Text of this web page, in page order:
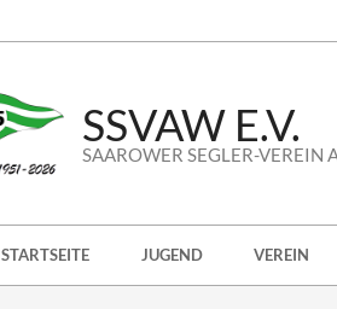
SSVAW E.V.
SAAROWER SEGLER-VEREIN
STARTSEITE JUGEND VEREIN